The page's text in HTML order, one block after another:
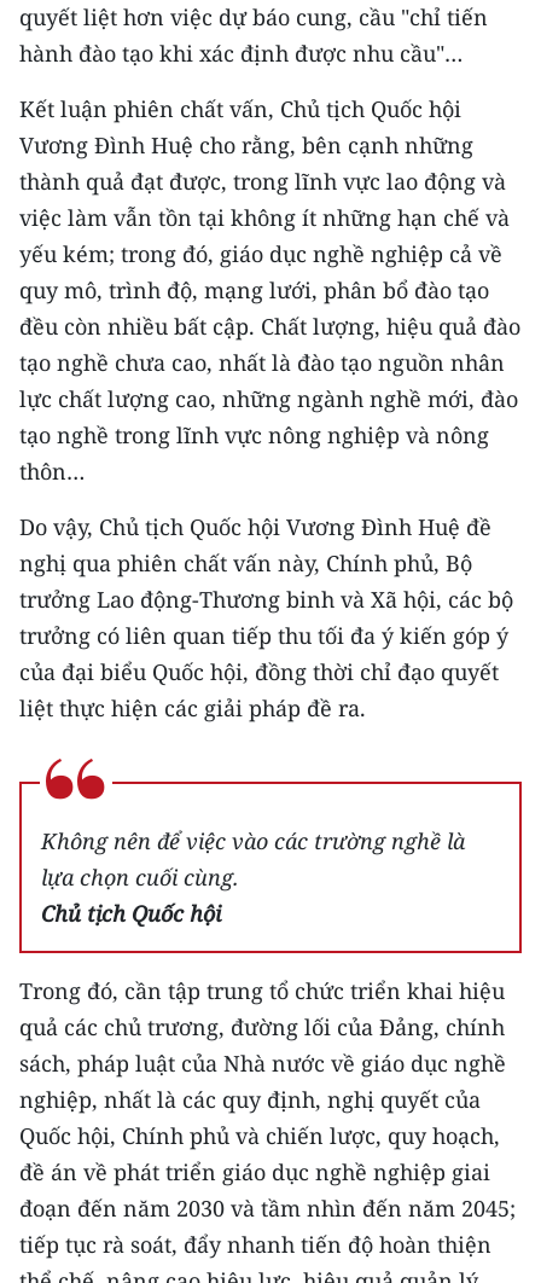
Đông Nam Bộ
Chuyên trang Hà Nội
Chuyên trang TP. Hồ Chí Minh
CHUYÊN ĐỀ
CÁC CHUYÊN TRANG
VỀ BÁO NHÂN DÂN
THỜI NAY
NHÂN DÂN HẰNG THÁNG
MUA BÁO
ĐỌC BÁO IN
ENGLISH
FRANÇAIS
РУССКИЙ
ESPAÑOL
한국어
quyết liệt hơn việc dự báo cung, cầu "chỉ tiến
hành đào tạo khi xác định được nhu cầu"…
Kết luận phiên chất vấn, Chủ tịch Quốc hội
Vương Đình Huệ cho rằng, bên cạnh những
thành quả đạt được, trong lĩnh vực lao động và
việc làm vẫn tồn tại không ít những hạn chế và
yếu kém; trong đó, giáo dục nghề nghiệp cả về
quy mô, trình độ, mạng lưới, phân bổ đào tạo
đều còn nhiều bất cập. Chất lượng, hiệu quả đào
tạo nghề chưa cao, nhất là đào tạo nguồn nhân
lực chất lượng cao, những ngành nghề mới, đào
tạo nghề trong lĩnh vực nông nghiệp và nông
thôn…
Do vậy, Chủ tịch Quốc hội Vương Đình Huệ đề
nghị qua phiên chất vấn này, Chính phủ, Bộ
trưởng Lao động-Thương binh và Xã hội, các bộ
trưởng có liên quan tiếp thu tối đa ý kiến góp ý
của đại biểu Quốc hội, đồng thời chỉ đạo quyết
liệt thực hiện các giải pháp đề ra.
Không nên để việc vào các trường nghề là
lựa chọn cuối cùng.
Chủ tịch Quốc hội
Trong đó, cần tập trung tổ chức triển khai hiệu
quả các chủ trương, đường lối của Đảng, chính
sách, pháp luật của Nhà nước về giáo dục nghề
nghiệp, nhất là các quy định, nghị quyết của
Quốc hội, Chính phủ và chiến lược, quy hoạch,
đề án về phát triển giáo dục nghề nghiệp giai
đoạn đến năm 2030 và tầm nhìn đến năm 2045;
tiếp tục rà soát, đẩy nhanh tiến độ hoàn thiện